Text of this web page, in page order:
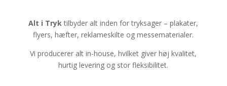
Alt i Tryktilbyder alt inden for tryksager – plakater,
flyers, hæfter, reklameskilte og messematerialer.
Vi producerer alt in-house, hvilket giver høj kvalitet,
hurtig levering og stor fleksibilitet.